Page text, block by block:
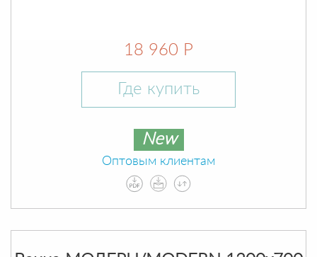
18 960 Р
Где купить
New
Оптовым клиентам